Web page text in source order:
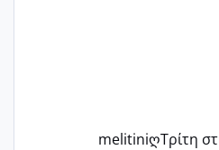
melitiniღΤρίτη